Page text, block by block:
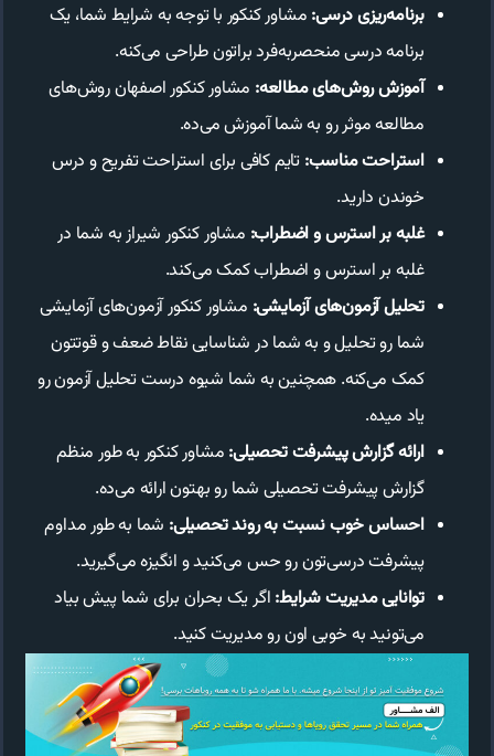
برنامه‌ریزی درسی: مشاور کنکور با توجه به شرایط شما، یک
برنامه درسی منحصربه‌فرد براتون طراحی می‌کنه.
آموزش روش‌های مطالعه: مشاور کنکور اصفهان روش‌های
مطالعه موثر رو به شما آموزش می‌ده.
استراحت مناسب: تایم کافی برای استراحت تفریح و درس
خوندن دارید.
غلبه بر استرس و اضطراب: مشاور کنکور شیراز به شما در
غلبه بر استرس و اضطراب کمک می‌کند.
تحلیل آزمون‌های آزمایشی: مشاور کنکور آزمون‌های آزمایشی
شما رو تحلیل و به شما در شناسایی نقاط ضعف و قوتتون
کمک می‌کنه. همچنین به شما شیوه درست تحلیل آزمون رو
یاد میده.
ارائه گزارش پیشرفت تحصیلی: مشاور کنکور به طور منظم
گزارش پیشرفت تحصیلی شما رو بهتون ارائه می‌ده.
احساس خوب نسبت به روند تحصیلی: شما به طور مداوم
پیشرفت درسی‌تون رو حس می‌کنید و انگیزه می‌گیرید.
توانایی مدیریت شرایط: اگر یک بحران برای شما پیش بیاد
می‌تونید به خوبی اون رو مدیریت کنید.